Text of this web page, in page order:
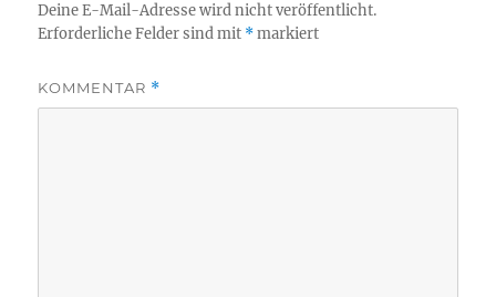
Deine E-Mail-Adresse wird nicht veröffentlicht.
Erforderliche Felder sind mit *markiert
KOMMENTAR *